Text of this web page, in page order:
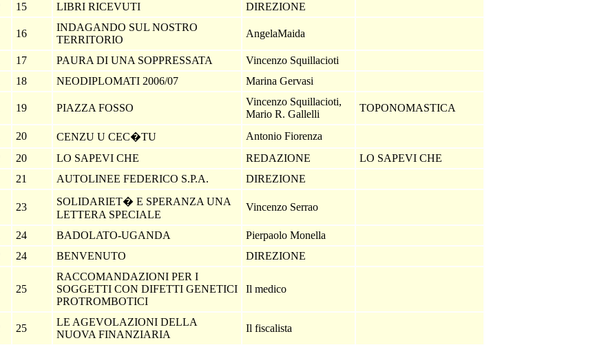
15 LIBRI RICEVUTI DIREZIONE
16
INDAGANDO SUL NOSTRO
TERRITORIO
AngelaMaida
17 PAURA DI UNA SOPPRESSATA
Vincenzo Squillacioti
18 NEODIPLOMATI 2006/07 Marina Gervasi
19 PIAZZA FOSSO
Vincenzo Squillacioti,
Mario R. Gallelli
TOPONOMASTICA
20 CENZU U CEC�TU
Antonio Fiorenza
20 LO SAPEVI CHE REDAZIONE
LO SAPEVI CHE
21 AUTOLINEE FEDERICO S.P.A. DIREZIONE
23
SOLIDARIET� E SPERANZA UNA
LETTERA SPECIALE
Vincenzo Serrao
24 BADOLATO-UGANDA
Pierpaolo Monella
24 BENVENUTO DIREZIONE
25
RACCOMANDAZIONI PER I
SOGGETTI CON DIFETTI GENETICI
PROTROMBOTICI
Il medico
25
LE AGEVOLAZIONI DELLA
NUOVA FINANZIARIA
Il fiscalista